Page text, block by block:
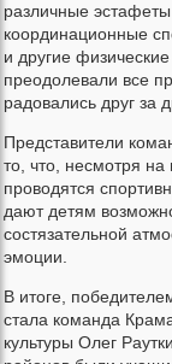
различные
координационные
и другие
преодолевали все
радовались друг за
Представители
то, что, несмотря
проводятся
дают детям
состязательной
эмоции.
В итоге,
стала команда
культуры Олег